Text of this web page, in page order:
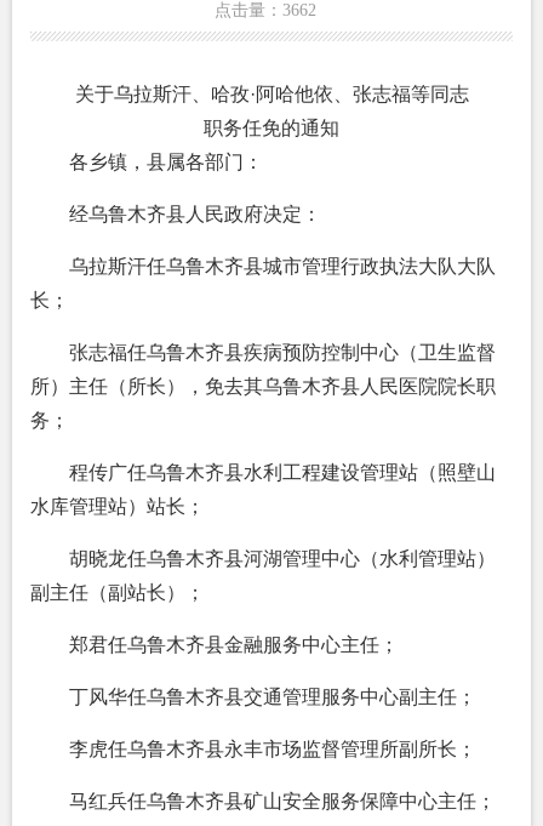
点击量： 3662
关于乌拉斯汗、哈孜·阿哈他依、张志福等同志
职务任免的通知
各乡镇，县属各部门：
经乌鲁木齐县人民政府决定：
乌拉斯汗任乌鲁木齐县城市管理行政执法大队大队
长；
张志福任乌鲁木齐县疾病预防控制中心（卫生监督
所）主任（所长），免去其乌鲁木齐县人民医院院长职
务；
程传广任乌鲁木齐县水利工程建设管理站（照壁山
水库管理站）站长；
胡晓龙任乌鲁木齐县河湖管理中心（水利管理站）
副主任（副站长）；
郑君任乌鲁木齐县金融服务中心主任；
丁风华任乌鲁木齐县交通管理服务中心副主任；
李虎任乌鲁木齐县永丰市场监督管理所副所长；
马红兵任乌鲁木齐县矿山安全服务保障中心主任；